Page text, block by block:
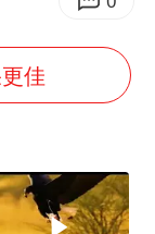
红裙起舞
国建设
佳